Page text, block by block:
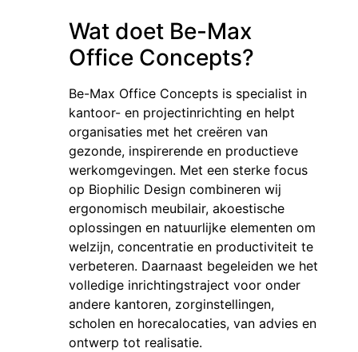
Wat doet Be-Max
Office Concepts?
Be-Max Office Concepts is specialist in
kantoor- en projectinrichting en helpt
organisaties met het creëren van
gezonde, inspirerende en productieve
werkomgevingen. Met een sterke focus
op Biophilic Design combineren wij
ergonomisch meubilair, akoestische
oplossingen en natuurlijke elementen om
welzijn, concentratie en productiviteit te
verbeteren. Daarnaast begeleiden we het
volledige inrichtingstraject voor onder
andere kantoren, zorginstellingen,
scholen en horecalocaties, van advies en
ontwerp tot realisatie.